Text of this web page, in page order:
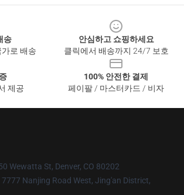
송
로 배송
안심하고 쇼핑하세요
클릭에서 배송까지 24/7 보호
제공
100% 안전한 결제
페이팔 / 마스터카드 / 비자
Wewatta St, Denver, CO 80202
7777 Nanjing Road West, Jing'an District,